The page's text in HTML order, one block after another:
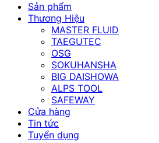
Sản phẩm
Thương Hiệu
MASTER FLUID
TAEGUTEC
OSG
SOKUHANSHA
BIG DAISHOWA
ALPS TOOL
SAFEWAY
Cửa hàng
Tin tức
Tuyển dụng